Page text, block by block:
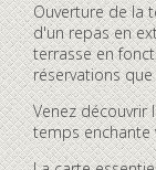
Ouverture de la
d'un repas en
terrasse en
réservations
Venez découvrir
temps enchante